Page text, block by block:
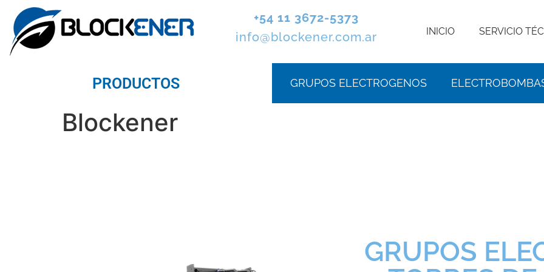
+54 11 3672-5373
info@blockener.com.ar
INICIO SERVICIO
PRODUCTOS GRUPOS ELECTROGENOS
Blockener
GRUPOSFILTROS
GRUPOSFILTROS
GRUPOSFILTROS